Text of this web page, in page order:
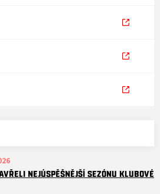
nejúspěšnější sezónu klubové